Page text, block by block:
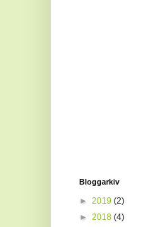
Bloggarkiv
► 2019 (2)
► 2018 (4)